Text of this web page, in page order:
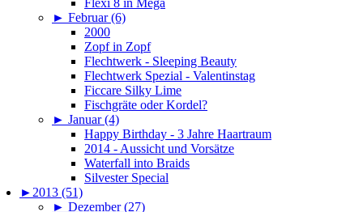
Flexi 8 in Mega
► Februar (6)
2000
Zopf in Zopf
Flechtwerk - Sleeping Beauty
Flechtwerk Spezial - Valentinstag
Ficcare Silky Lime
Fischgräte oder Kordel?
► Januar (4)
Happy Birthday - 3 Jahre Haartraum
2014 - Aussicht und Vorsätze
Waterfall into Braids
Silvester Special
► 2013 (51)
► Dezember (27)